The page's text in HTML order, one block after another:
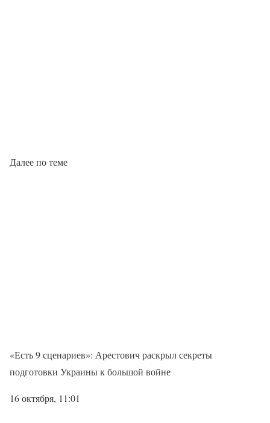
Далее по теме
«Есть 9 сценариев»: Арестович раскрыл секреты
подготовки Украины к большой войне
16 октября, 11:01